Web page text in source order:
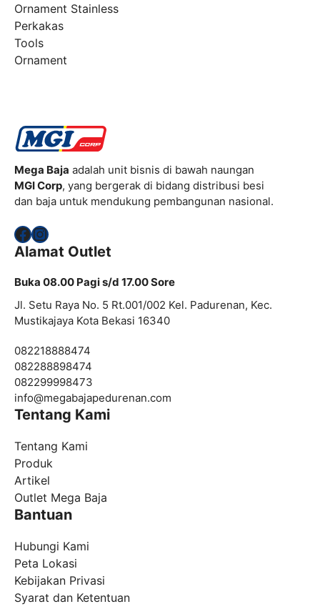
Ornament Stainless
Perkakas
Tools
Ornament
Mega Baja adalah unit bisnis di bawah naungan
MGI Corp, yang bergerak di bidang distribusi besi
dan baja untuk mendukung pembangunan nasional.
Facebook
Instagram
Alamat Outlet
Buka 08.00 Pagi s/d 17.00 Sore
Jl. Setu Raya No. 5 Rt.001/002 Kel. Padurenan, Kec.
Mustikajaya Kota Bekasi 16340
082218888474
082288898474
082299998473
info@megabajapedurenan.com
Tentang Kami
Tentang Kami
Produk
Artikel
Outlet Mega Baja
Bantuan
Hubungi Kami
Peta Lokasi
Kebijakan Privasi
Syarat dan Ketentuan